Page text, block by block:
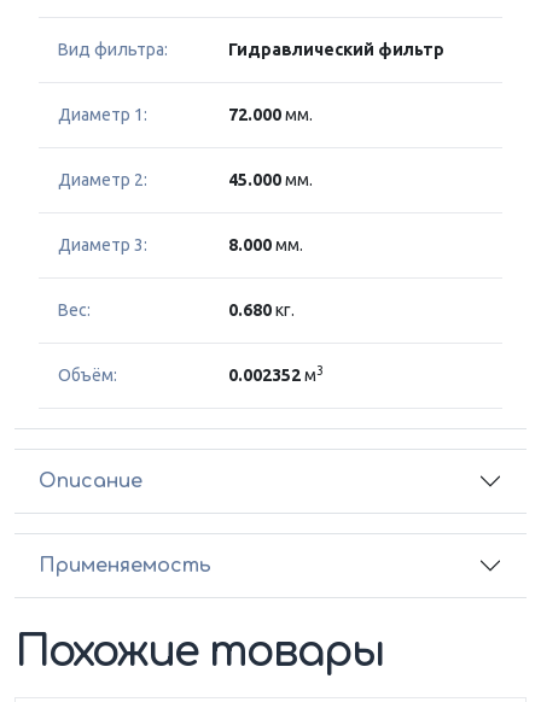
Вид фильтра: Гидравлический фильтр
Диаметр 1: 72.000мм.
Диаметр 2: 45.000мм.
Диаметр 3: 8.000мм.
Вес: 0.680кг.
Объём: 0.002352м3
Описание
Применяемость
Похожие товары